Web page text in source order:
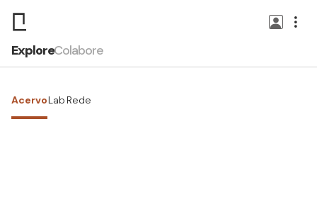
ExploreColabore
AcervoLab Rede